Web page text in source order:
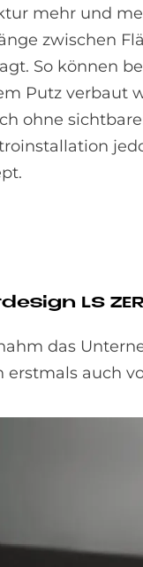
mehr und
zwischen
So können
Putz verbaut
ohne
LS
das
erst­mals auch